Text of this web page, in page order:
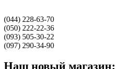
(044) 228-63-70
(050) 222-22-36
(093) 505-30-22
(097) 290-34-90
Наш новый магазин: